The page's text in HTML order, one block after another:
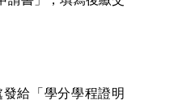
給「學分學程證明